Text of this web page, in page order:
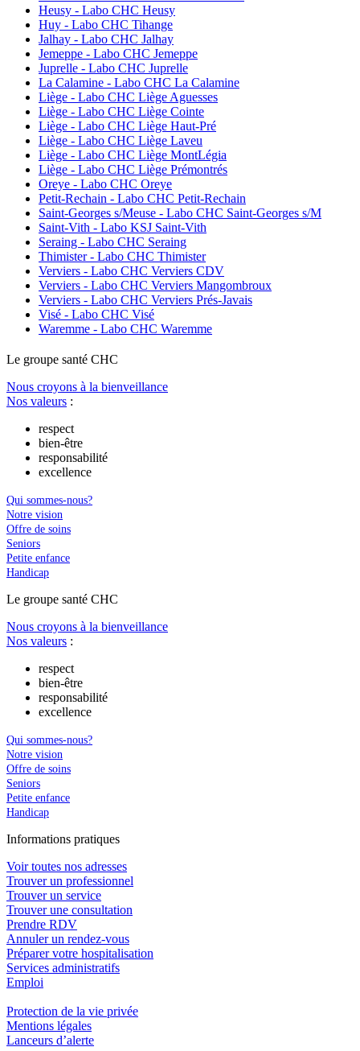
Heusy - Labo CHC Heusy
Huy - Labo CHC Tihange
Jalhay - Labo CHC Jalhay
Jemeppe - Labo CHC Jemeppe
Juprelle - Labo CHC Juprelle
La Calamine - Labo CHC La Calamine
Liège - Labo CHC Liège Aguesses
Liège - Labo CHC Liège Cointe
Liège - Labo CHC Liège Haut-Pré
Liège - Labo CHC Liège Laveu
Liège - Labo CHC Liège MontLégia
Liège - Labo CHC Liège Prémontrés
Oreye - Labo CHC Oreye
Petit-Rechain - Labo CHC Petit-Rechain
Saint-Georges s/Meuse - Labo CHC Saint-Georges s/M
Saint-Vith - Labo KSJ Saint-Vith
Seraing - Labo CHC Seraing
Thimister - Labo CHC Thimister
Verviers - Labo CHC Verviers CDV
Verviers - Labo CHC Verviers Mangombroux
Verviers - Labo CHC Verviers Prés-Javais
Visé - Labo CHC Visé
Waremme - Labo CHC Waremme
Le groupe santé CHC
Nous croyons à la bienveillance
Nos valeurs :
respect
bien-être
responsabilité
excellence
Qui sommes-nous?
Notre vision
Offre de soins
Seniors
Petite enfance
Handicap
Le groupe santé CHC
Nous croyons à la bienveillance
Nos valeurs :
respect
bien-être
responsabilité
excellence
Qui sommes-nous?
Notre vision
Offre de soins
Seniors
Petite enfance
Handicap
Informations pratiques
Voir toutes nos adresses
Trouver un professionnel
Trouver un service
Trouver une consultation
Prendre RDV
Annuler un rendez-vous
Préparer votre hospitalisation
Services administratifs
Emploi​
Protection de la vie privée
Mentions légales
Lanceurs d’alerte